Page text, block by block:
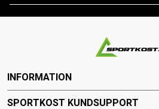
INFORMATION
SPORTKOST KUNDSUPPORT